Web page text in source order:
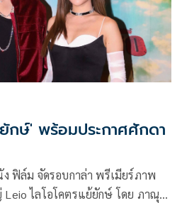
กษ์' พร้อมประกาศศักดา
ฟิล์ม จัดรอบกาล่า พรีเมียร์ภาพ
ไลโอโคตรแย้ยักษ์ โดย ภาณุ